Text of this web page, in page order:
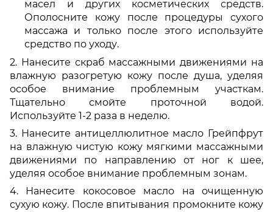
масел и других косметических средств.
Ополосните кожу после процедуры сухого
массажа и только после этого используйте
средство по уходу.
2. Нанесите скраб массажными движениями на
влажную разогретую кожу после душа, уделяя
особое внимание проблемным участкам.
Тщательно смойте проточной водой.
Используйте 1-2 раза в неделю.
3. Нанесите антицеллюлитное масло Грейпфрут
на влажную чистую кожу мягкими массажными
движениями по направлению от ног к шее,
уделяя особое внимание проблемным зонам.
4. Нанесите кокосовое масло на очищенную
сухую кожу. После впитывания промокните кожу